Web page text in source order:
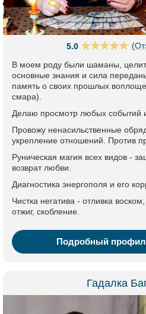
5.0 (
В моем роду были шаманы,
основные знания и сила
память о своих прошлых
смара).
Делаю просмотр любых событий
Провожу ненасильственные
укрепление отношений. Против
Руническая магия всех видов -
возврат любви.
Диагностика энергополя и его
Чистка негатива - отливка
отжиг, скобление.
Подробный
Гадалка